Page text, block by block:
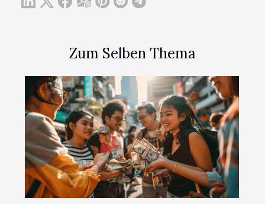
Zum Selben Thema